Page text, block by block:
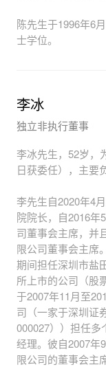
陈先生于1996年6
士学位。
李冰
独立非执行董事
李冰先生，52岁，
日获委任），主要
李先生自2020年4
院院长，自2016年
司董事会主席，并
限公司董事会主席
期间担任深圳市盐
所上市的公司（股
于2007年11月至
司（一家于深圳证
000027））担任
经理。彼自2007年
限公司的董事会主席